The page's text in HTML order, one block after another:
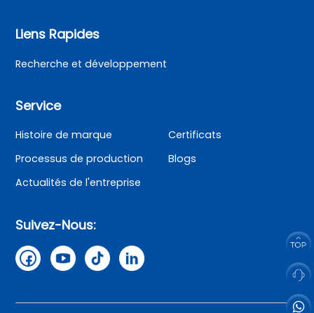
Liens Rapides
Recherche et développement
Service
Histoire de marque
Certificats
Processus de production
Blogs
Actualités de l'entreprise
Suivez-Nous: